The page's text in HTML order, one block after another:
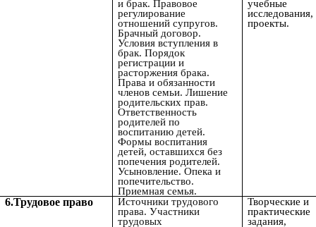
и брак. Правовое
регулирование
отношений супругов.
Брачный договор.
Условия вступления в
брак. Порядок
регистрации и
расторжения брака.
Права и обязанности
членов семьи. Лишение
родительских прав.
Ответственность
родителей по
воспитанию детей.
Формы воспитания
детей, оставшихся без
попечения родителей.
Усыновление. Опека и
попечительство.
Приемная семья.
учебные
исследования,
проекты.
6.Трудовое право
Источники трудового
права. Участники
трудовых
Творческие и
практические
задания,